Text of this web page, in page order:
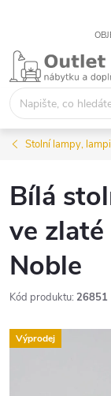
Přejít
obsah
Stolní lampy,
Bílá
ve
Noble
Kód produktu: 26851
Výprodej